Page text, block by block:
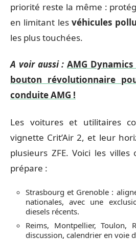
priorité reste la même :
en limitant lesvéhicules
les plus touchées.
A voir aussi : AMG
bouton révolutionnaire
conduite AMG !
Les voitures et utilitaires
vignette Crit’Air 2, et leur
plusieurs ZFE. Voici les
prépare :
Strasbourg et Grenoble :
nationales, avec une
diesels récents.
Reims, Montpellier, Toulon,
discussion, calendrier en voie